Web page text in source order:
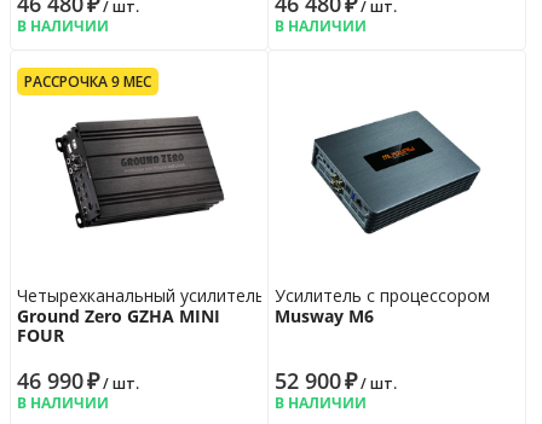
/ шт.
В НАЛИЧИИ
/ шт.
В НАЛИЧИИ
РАССРОЧКА 9 МЕС
Четырехканальный усилитель
Ground Zero GZHA MINI
FOUR
46 990₽/ шт.
В НАЛИЧИИ
Усилитель с процессором
Musway M6
52 900₽/ шт.
В НАЛИЧИИ